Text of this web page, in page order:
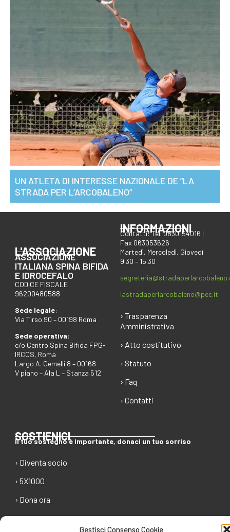
Gestisci Consenso Cookie
UN ATLETA DI INTERESSE NAZIONALE DE ”LA
STRADA PER L’ARCOBALENO”
L'ASSOCIAZIONE
ASSOCIAZIONE
ITALIANA SPINA BIFIDA
E IDROCEFALO
CODICE FISCALE
96200480588
Sede legale:
Via Tirso 90 – 00198 Roma
Sede operativa:
c/o Centro Spina Bifida FPG-
IRCCS, Roma
Largo A. Gemelli 8 – 00168
V piano – Ala L – Stanza 512
INFORMAZIONI
Contatti: Tel. 0630154016 |
Fax 063053626
Martedì, Mercoledì, Giovedì
9.30 – 15.30
lastradaperlarcobaleno@pec.it
› Trasparenza
Amministrativa
› Atto costitutivo
› Statuto
› Faq
› Contatti
SOSTIENICI
Il tuo sostegno è importante, donaci un tuo sorriso
› Diventa socio
› 5X1000
› Dona ora